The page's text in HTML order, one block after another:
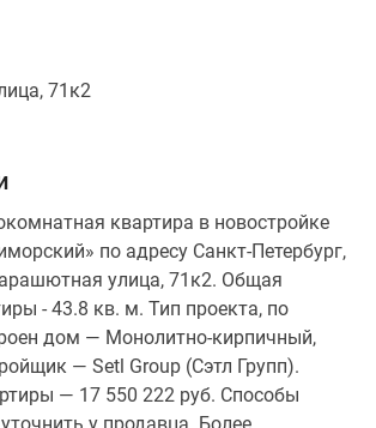
71к2
квартира в новостройке
по адресу Санкт-Петербург,
улица, 71к2. Общая
- 43.8 кв. м. Тип проекта, по
дом — Монолитно-кирпичный,
— Setl Group (Сэтл Групп).
— 17 550 222 руб. Способы